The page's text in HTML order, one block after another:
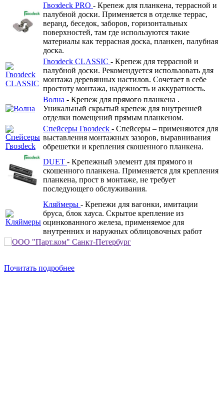
Гвозdeck PRO - Крепеж для планкена, террасной и
палубной доски. Применяется в отделке террас,
веранд, беседок, заборов, горизонтальных
поверхностей, там где используются такие
материалы как террасная доска, планкен, палубная
доска.
Гвозdeck CLASSIC - Крепеж для террасной и
палубной доски. Рекомендуется использовать для
монтажа деревянных настилов. Сочетает в себе
простоту монтажа, надежность и аккуратность.
Волна - Крепеж для прямого планкена .
Уникальный скрытый крепеж для внутренней
отделки помещений прямым планкеном.
Спейсеры Гвозdeck - Спейсеры – применяются для
выставления монтажных зазоров, выравнивания
обрешетки и крепления скошенного планкена.
DUET - Крепежный элемент для прямого и
скошенного планкена. Применяется для крепления
планкена, прост в монтаже, не требует
последующего обслуживания.
Кляймеры - Крепежи для вагонки, имитации
бруса, блок хауса. Скрытое крепление из
оцинкованного железа, применяемое для
внутренних и наружных облицовочных работ
Почитать подробнее